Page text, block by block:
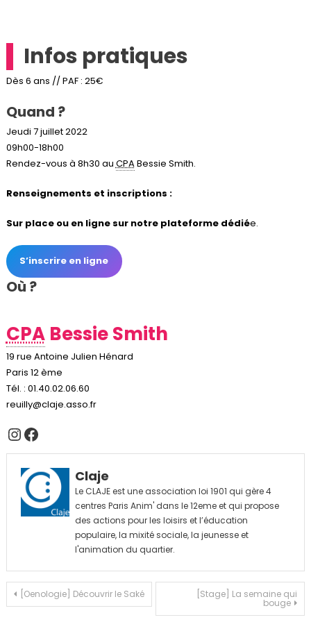
Infos pratiques
Dès 6 ans // PAF : 25€
Quand ?
Jeudi 7 juillet 2022
09h00-18h00
Rendez-vous à 8h30 au CPABessie Smith.
Renseignements et inscriptions :
Sur place ou en ligne sur notre plateforme dédiée.
S’inscrire en ligne
Où ?
CPABessie Smith
19 rue Antoine Julien Hénard
Paris 12 ème
Tél. : 01.40.02.06.60
reuilly@claje.asso.fr
Instagram
Facebook
Claje
Le CLAJE est une association loi 1901 qui gère 4
centres Paris Anim' dans le 12eme et qui propose
des actions pour les loisirs et l’éducation
populaire, la mixité sociale, la jeunesse et
l'animation du quartier.
Navigation
[Oenologie] Découvrir le Saké [Stage] La semaine qui
bouge